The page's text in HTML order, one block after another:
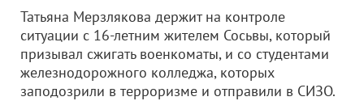
Татьяна Мерзлякова держит на контроле
ситуации с 16-летним жителем Сосьвы, который
призывал сжигать военкоматы, и со студентами
железнодорожного колледжа, которых
заподозрили в терроризме и отправили в СИЗО.